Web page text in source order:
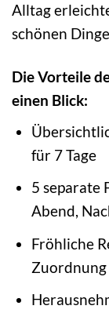
Alltag
schönen
Die Vorteile
einen Blick:
für 7 Tage
5 separate
Abend,
Fröhliche
Zuordnung